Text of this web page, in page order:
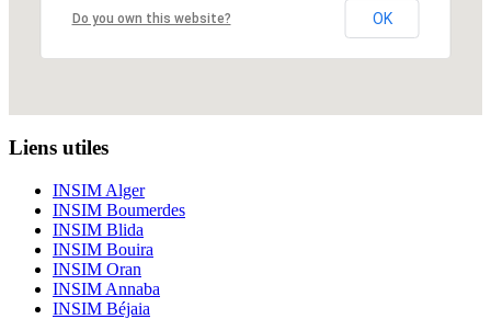
Do you own this website? OK
Liens utiles
INSIM Alger
INSIM Boumerdes
INSIM Blida
INSIM Bouira
INSIM Oran
INSIM Annaba
INSIM Béjaia